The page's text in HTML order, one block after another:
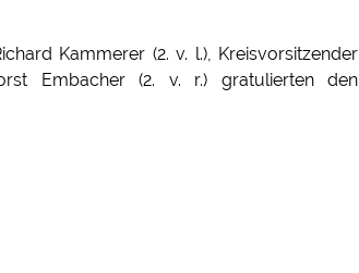
Kammerer (2. v. l.), Kreisvorsitzender
Embacher (2. v. r.) gratulierten den